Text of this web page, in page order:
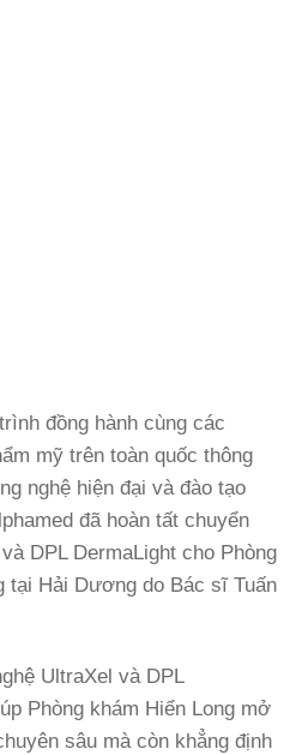
đồng hành cùng các
mỹ trên toàn quốc thông
nghệ hiện đại và đào tạo
đã hoàn tất chuyển
DPL DermaLight cho Phòng
tại Hải Dương do Bác sĩ Tuấn
UltraXel và DPL
Phòng khám Hiển Long mở
sâu mà còn khẳng định